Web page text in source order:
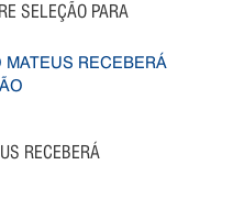
SELEÇÃO PARA
RECEBERÁ